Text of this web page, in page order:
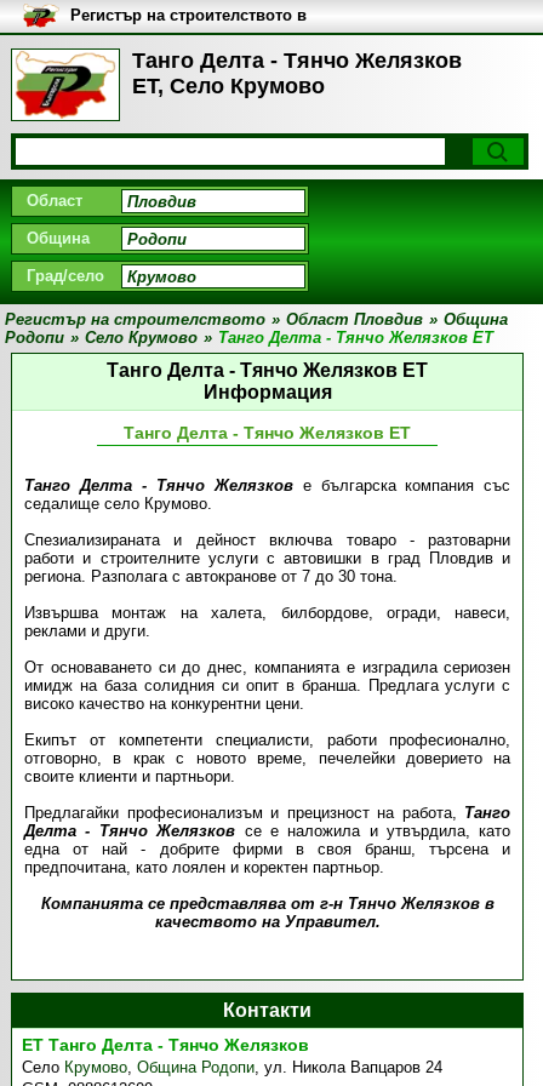
Танго Делта - Тянчо Желязков
ЕТ, Село Крумово
Регистър на строителството в
България
Област
Община
Град/село
Регистър на строителството » Област Пловдив » Община
Родопи » Село Крумово » Танго Делта - Тянчо Желязков ЕТ
Танго Делта - Тянчо Желязков ЕТ
Информация
Танго Делта - Тянчо Желязков ЕТ
Танго Делта - Тянчо Желязкове българска компания със
седалище село Крумово.
Спезиализираната и дейност включва товаро - разтоварни
работи и строителните услуги с автовишки в град Пловдив и
региона. Разполага с автокранове от 7 до 30 тона.
Извършва монтаж на халета, билбордове, огради, навеси,
реклами и други.
От основаването си до днес, компанията е изградила сериозен
имидж на база солидния си опит в бранша. Предлага услуги с
високо качество на конкурентни цени.
Екипът от компетенти специалисти, работи професионално,
отговорно, в крак с новото време, печелейки доверието на
своите клиенти и партньори.
Предлагайки професионализъм и прецизност на работа, Танго
Делта - Тянчо Желязков се е наложила и утвърдила, като
една от най - добрите фирми в своя бранш, търсена и
предпочитана, като лоялен и коректен партньор.
Компанията се представлява от г-н Тянчо Желязков в
качеството на Управител.
Контакти
ЕТ Танго Делта - Тянчо Желязков
Село Крумово,Община Родопи,ул. Никола Вапцаров 24